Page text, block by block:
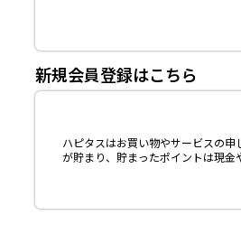
新規会員登録はこちら
ハピタスはお買い物やサービスの
が貯まり、貯まったポイントは現金